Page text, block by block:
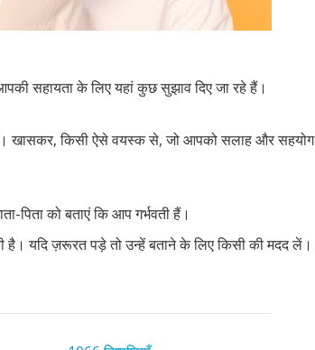
सहायता के लिए यहां कुछ सुझाव दिए जा रहे हैं।
खासकर, किसी ऐसे वयस्क से, जो आपको सलाह और
पिता को बताएं कि आप गर्भवती हैं।
यदि ज़रूरत पड़े तो उन्हें बताने के लिए किसी की मदद लें।